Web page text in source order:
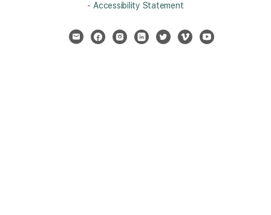
-Accessibility Statement